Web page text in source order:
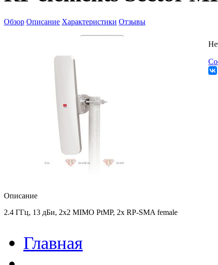
Обзор Описание Характеристики Отзывы
Описание
2.4 ГГц, 13 дБи, 2х2 MIMO PtMP, 2x RP-SMA female
Главная